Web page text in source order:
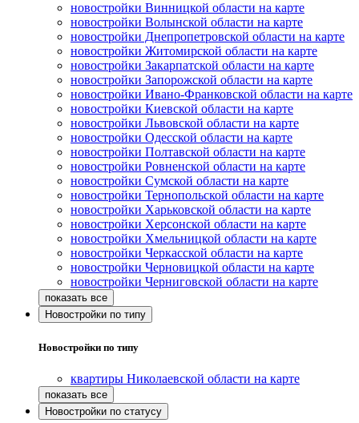
новостройки Винницкой области на карте
новостройки Волынской области на карте
новостройки Днепропетровской области на карте
новостройки Житомирской области на карте
новостройки Закарпатской области на карте
новостройки Запорожской области на карте
новостройки Ивано-Франковской области на карте
новостройки Киевской области на карте
новостройки Львовской области на карте
новостройки Одесской области на карте
новостройки Полтавской области на карте
новостройки Ровненской области на карте
новостройки Сумской области на карте
новостройки Тернопольской области на карте
новостройки Харьковской области на карте
новостройки Херсонской области на карте
новостройки Хмельницкой области на карте
новостройки Черкасской области на карте
новостройки Черновицкой области на карте
новостройки Черниговской области на карте
Новостройки по типу
Новостройки по типу
квартиры Николаевской области на карте
Новостройки по статусу